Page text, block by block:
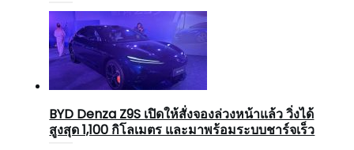
BYD Denza Z9S เปิดให้สั่งจองล่วงหน้าแล้ว วิ่งได้
สูงสุด 1,100 กิโลเมตร และมาพร้อมระบบชาร์จเร็ว